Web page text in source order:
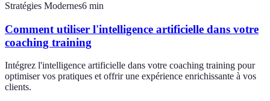
Stratégies Modernes6 min
Comment utiliser l'intelligence artificielle dans votre
coaching training
Intégrez l'intelligence artificielle dans votre coaching training pour
optimiser vos pratiques et offrir une expérience enrichissante à vos
clients.